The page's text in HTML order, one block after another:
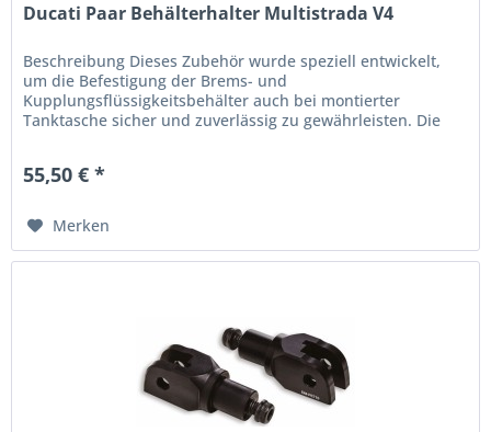
Ducati Paar Behälterhalter Multistrada V4
Beschreibung Dieses Zubehör wurde speziell entwickelt,
um die Befestigung der Brems- und
Kupplungsflüssigkeitsbehälter auch bei montierter
Tanktasche sicher und zuverlässig zu gewährleisten. Die
55,50 € *
Merken